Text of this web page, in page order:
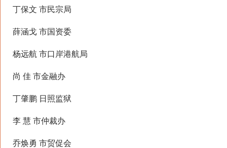
丁保文 市民宗局
薛涵戈 市国资委
杨远航 市口岸港航局
尚 佳 市金融办
丁肇鹏 日照监狱
李 慧 市仲裁办
乔焕勇 市贸促会